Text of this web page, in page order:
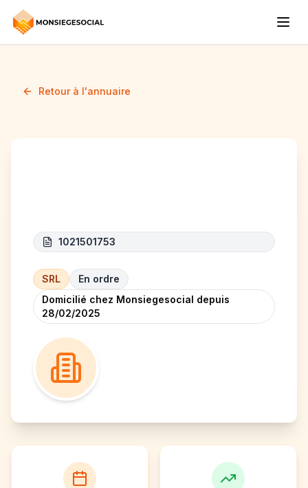
Retour à l'annuaire
1021501753
SRL
En ordre
Domicilié chez Monsiegesocial depuis
28/02/2025